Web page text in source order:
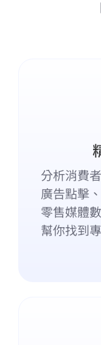
分析消費
廣告點擊
零售媒體
幫你找到